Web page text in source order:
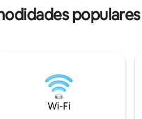
deslumbrantes do oceano
conforto da sua própria casa. A casa
para quem quer relaxar e
beleza da natureza. Lugar
passar um tempo com a
Wi-Fi